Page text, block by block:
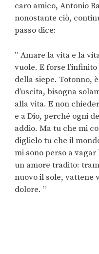
caro amico, Antonio
nonostante ciò,
passo dice:
” Amare la vita e la
vuole. E forse
della siepe. Totonno,
d’uscita, bisogna
alla vita. E non
e a Dio, perché ogni
addio. Ma tu che mi
diglielo tu che il
mi sono perso a vagar
un amore tradito:
nuovo il sole, vattene
dolore. ”